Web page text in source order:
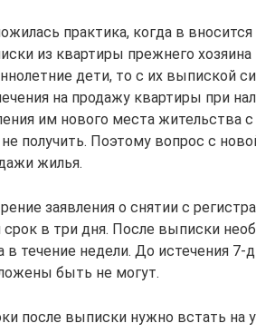
практика, когда в
из квартиры прежнего
дети, то с их выпиской
на продажу квартиры при
им нового места жительства
получить. Поэтому вопрос с
жилья.
заявления о снятии с
срок в три дня. После выписки
в течение недели. До истечения
быть не могут.
после выписки нужно встать на